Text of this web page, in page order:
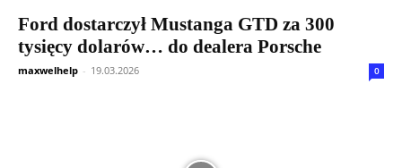
Ford dostarczył Mustanga GTD za 300
tysięcy dolarów… do dealera Porsche
maxwelhelp - 19.03.2026 0